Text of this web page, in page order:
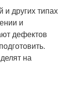
других типах
и
дефектов
на